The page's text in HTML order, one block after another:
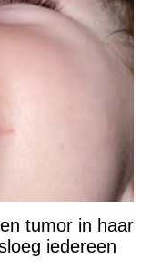
tumor in haar
iedereen